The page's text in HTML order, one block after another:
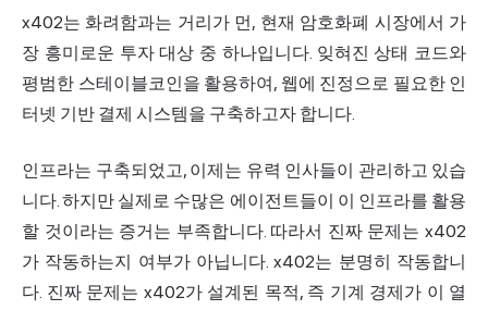
x402는 화려함과는 거리가 먼, 현재 암호화폐 시장에서 가
장 흥미로운 투자 대상 중 하나입니다. 잊혀진 상태 코드와
평범한 스테이블코인을 활용하여, 웹에 진정으로 필요한 인
터넷 기반 결제 시스템을 구축하고자 합니다.
인프라는 구축되었고, 이제는 유력 인사들이 관리하고 있습
니다. 하지만 실제로 수많은 에이전트들이 이 인프라를 활용
할 것이라는 증거는 부족합니다. 따라서 진짜 문제는 x402
가 작동하는지 여부가 아닙니다. x402는 분명히 작동합니
다. 진짜 문제는 x402가 설계된 목적, 즉 기계 경제가 이 열